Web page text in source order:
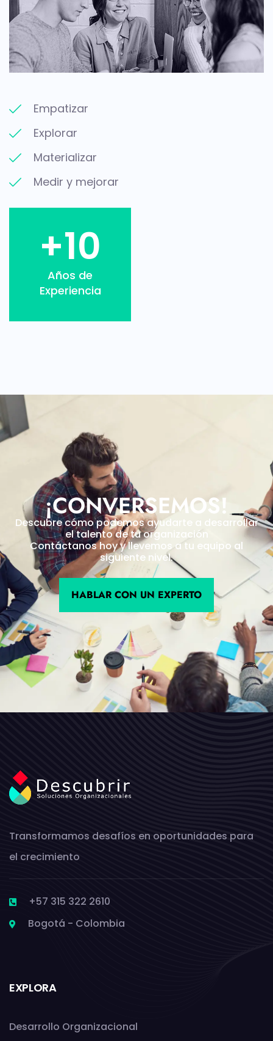
Empatizar
Explorar
Materializar
Medir y mejorar
+10
Años de
Experiencia
¡CONVERSEMOS!
Descubre cómo podemos ayudarte a desarrollar
el talento de tu organización
Contáctanos hoy y llevemos a tu equipo al
siguiente nivel.
HABLAR CON UN EXPERTO
Transformamos desafíos en oportunidades para
el crecimiento
+57 315 322 2610
Bogotá - Colombia
EXPLORA
Desarrollo Organizacional